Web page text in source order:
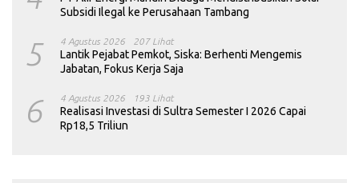
Subsidi Ilegal ke Perusahaan Tambang
5 4 Agustus 2026 207 Lihat
Lantik Pejabat Pemkot, Siska: Berhenti Mengemis
Jabatan, Fokus Kerja Saja
6 4 Agustus 2026 193 Lihat
Realisasi Investasi di Sultra Semester I 2026 Capai
Rp18,5 Triliun